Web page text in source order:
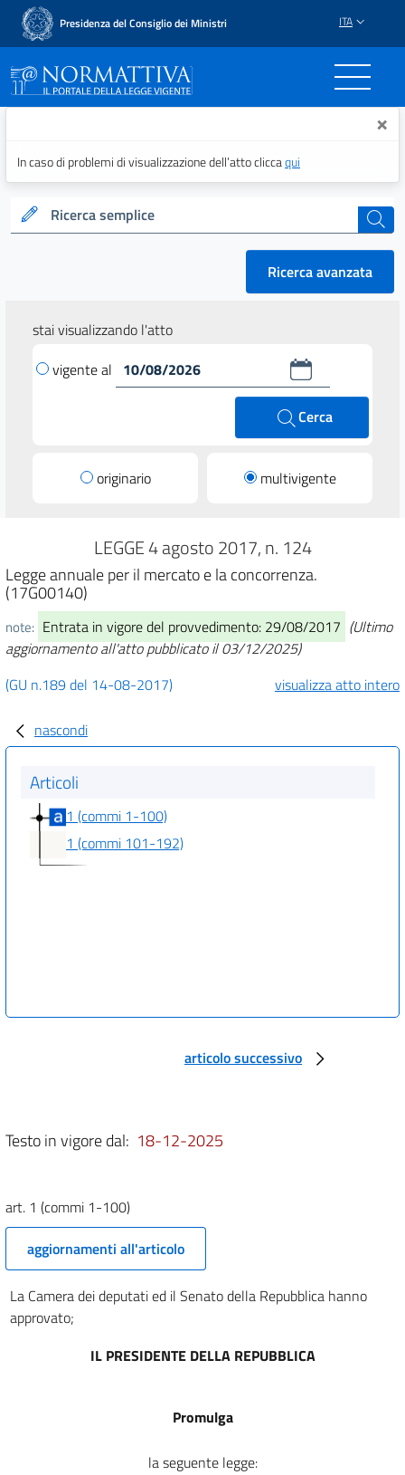
Presidenza del Consiglio dei Ministri ITA
Normattiva - Il portale ×
In caso di problemi di visualizzazione dell’atto cliccaqui
Ricerca semplice cerca
Ricerca avanzata
stai visualizzando l'atto
vigente al
Cerca
originario multivigente
LEGGE 4 agosto 2017, n. 124
Legge annuale per il mercato e la concorrenza.
(17G00140)
note: Entrata in vigore del provvedimento: 29/08/2017 (Ultimo
aggiornamento all'atto pubblicato il 03/12/2025)
(GU n.189 del 14-08-2017)
visualizza atto intero
nascondi
Articoli
1 (commi 1-100)
1 (commi 101-192)
articolo successivo
Testo in vigore dal: 18-12-2025
art. 1 (commi 1-100)
aggiornamenti all'articolo
La Camera dei deputati ed il Senato della Repubblica hanno
approvato;
IL PRESIDENTE DELLA REPUBBLICA
Promulga
la seguente legge: